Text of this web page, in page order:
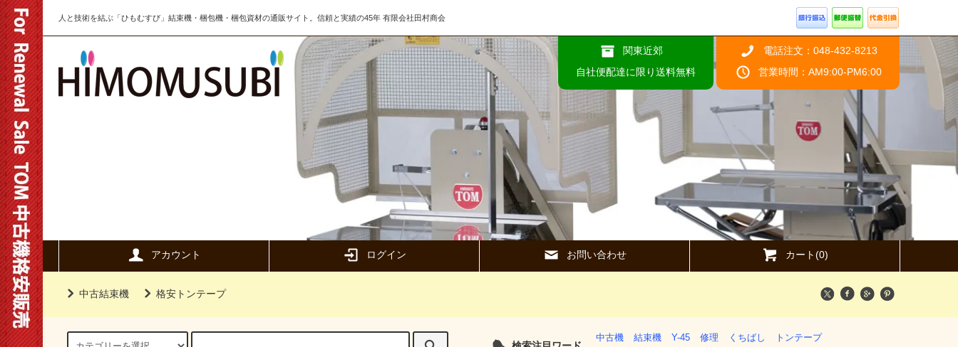
人と技術を結ぶ「ひもむすび」結束機・梱包機・梱包資材の通販サイト。信頼と実績の45年 有限会社田村商会
関東近郊
自社便配達に限り送料無料
電話注文：048-432-8213
営業時間：AM9:00-PM6:00
アカウント ログイン お問い合わせ カート(0)
中古結束機 格安トンテープ
中古機 結束機 Y-45 修理 くちばし トンテープ